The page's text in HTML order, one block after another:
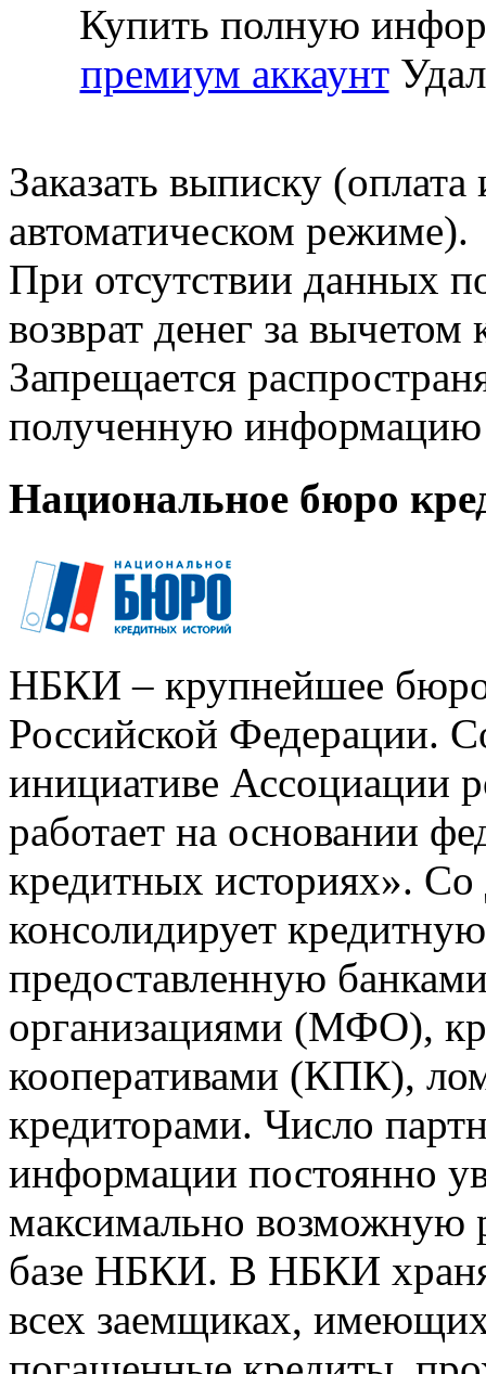
Купить полную
премиум аккаунт
Заказать выписку
автоматическом режиме).
При отсутствии данных
возврат денег за
Запрещается
полученную информацию
Национальное бюро
НБКИ – крупнейшее
Российской Федерации.
инициативе Ассоциации
работает на основании
кредитных историях».
консолидирует
предоставленную
организациями (МФО),
кооперативами (КПК),
кредиторами. Число
информации постоянно
максимально возможную
базе НБКИ. В НБКИ
всех заемщиках,